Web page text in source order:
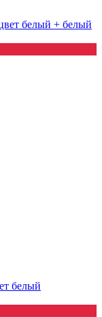
белый + белый
белый